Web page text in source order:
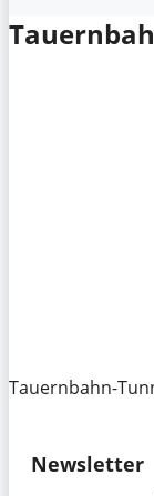
Tauernbahn-
Newsletter